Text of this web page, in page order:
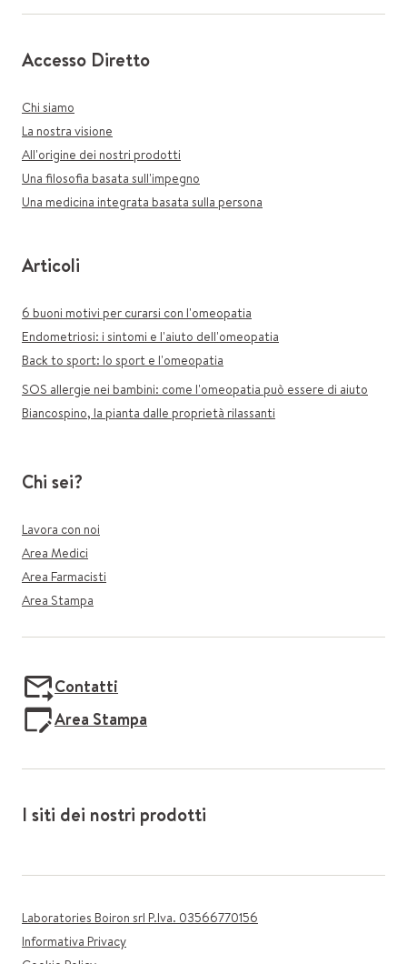
Accesso Diretto
Chi siamo
La nostra visione
All'origine dei nostri prodotti
Una filosofia basata sull'impegno
Una medicina integrata basata sulla persona
Articoli
6 buoni motivi per curarsi con l'omeopatia
Endometriosi: i sintomi e l'aiuto dell'omeopatia
Back to sport: lo sport e l'omeopatia
SOS allergie nei bambini: come l'omeopatia può essere di aiuto
Biancospino, la pianta dalle proprietà rilassanti
Chi sei?
Lavora con noi
Area Medici
Area Farmacisti
Area Stampa
Contatti
Area Stampa
I siti dei nostri prodotti
Laboratories Boiron srl P.Iva. 03566770156
Informativa Privacy